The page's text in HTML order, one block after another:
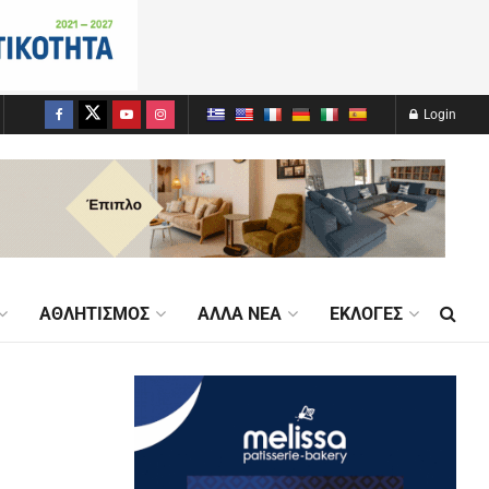
Login
ΑΘΛΗΤΙΣΜΌΣ ΆΛΛΑ ΝΈΑ ΕΚΛΟΓΈΣ